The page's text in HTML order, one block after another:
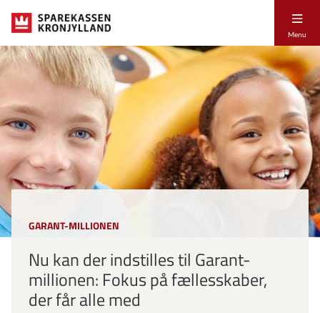
Menu
GARANT-MILLIONEN
Nu kan der indstilles til Garant-
millionen: Fokus på fællesskaber,
der får alle med